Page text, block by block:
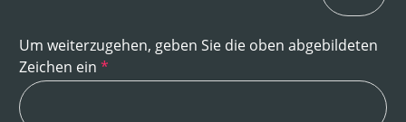
Um weiterzugehen, geben Sie die oben abgebildeten
Zeichen ein *